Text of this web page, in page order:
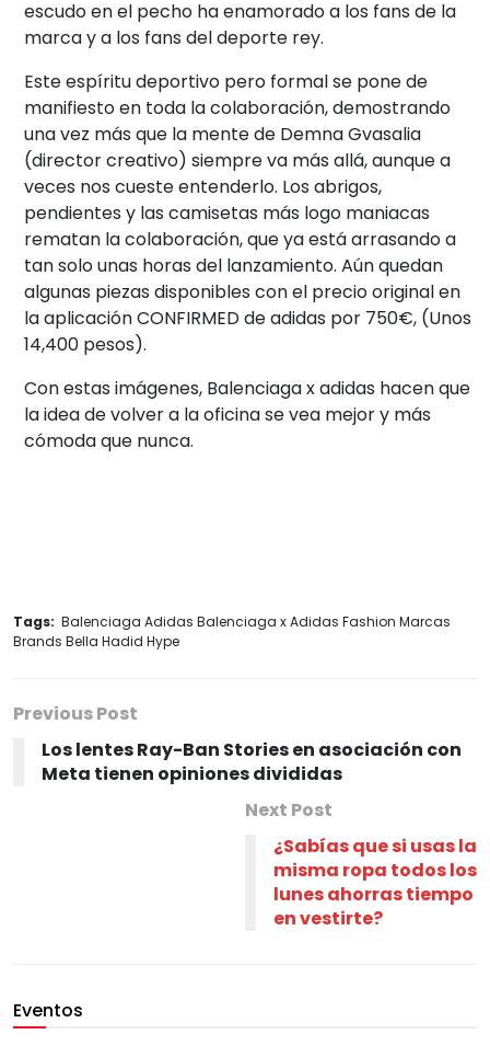
escudo en el pecho ha enamorado a los fans de la
marca y a los fans del deporte rey.
Este espíritu deportivo pero formal se pone de
manifiesto en toda la colaboración, demostrando
una vez más que la mente de Demna Gvasalia
(director creativo) siempre va más allá, aunque a
veces nos cueste entenderlo. Los abrigos,
pendientes y las camisetas más logo maniacas
rematan la colaboración, que ya está arrasando a
tan solo unas horas del lanzamiento. Aún quedan
algunas piezas disponibles con el precio original en
la aplicación CONFIRMED de adidas por 750€, (Unos
14,400 pesos).
Con estas imágenes, Balenciaga x adidas hacen que
la idea de volver a la oficina se vea mejor y más
cómoda que nunca.
Tags: Balenciaga Adidas Balenciaga x Adidas Fashion Marcas
Brands Bella Hadid Hype
Previous Post
Los lentes Ray-Ban Stories en asociación con
Meta tienen opiniones divididas
Next Post
¿Sabías que si usas la
misma ropa todos los
lunes ahorras tiempo
en vestirte?
Eventos